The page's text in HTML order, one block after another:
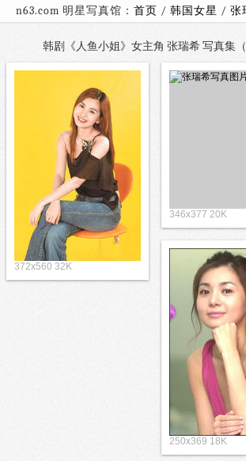
n63.com 明星写真馆： 首页 / 韩国女星 / 张
韩剧《人鱼小姐》女主角 张瑞希 写真集
372x560 32K
346x377 20K
250x369 18K